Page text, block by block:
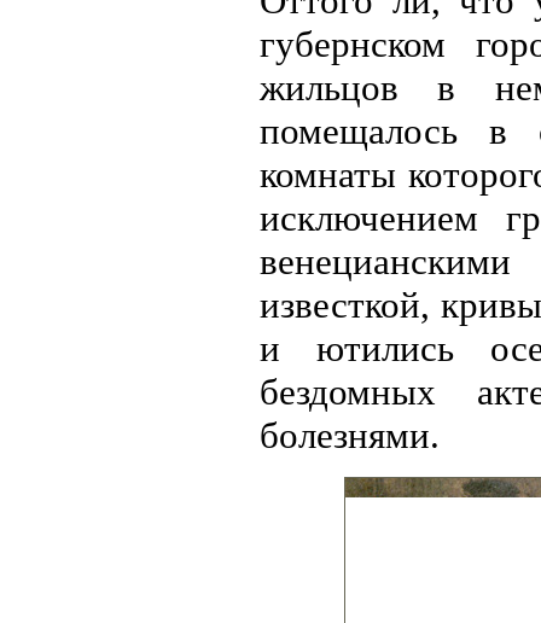
губернском
жильцов в
помещалось в
комнаты
исключением
известкой,
и ютились
бездомных
болезнями.